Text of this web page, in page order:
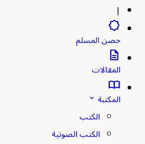
|
brightness_empty
حصن المسلم
description
المقالات
import_contacts
المكتبةstat_minus_1
الكتب
الكتب الصوتية